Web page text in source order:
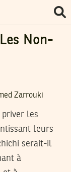
Non-
Zarrouki
priver les
leurs
serait-il
à